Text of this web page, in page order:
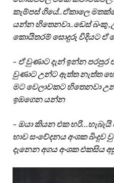
කැම්පස් ගියේ..ඒකාලෙ
යන්න හිතෙනවා..ඩෙස් බංකු
කොයිතරම් සොදුරු විදියට ඒ
– ඒ වුණාට දැන් ඉන්න
වුණාට උන්ට ඇත්ත නැත්ත
මට වෙලාවකට හිතෙනවා
ඉඹගෙන යන්න
– ඔයා කියන එක
භාව සංවේදනය අංශක
දැනෙන අගය අංශක එකසිය